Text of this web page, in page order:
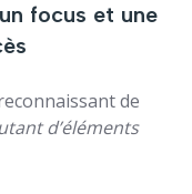
focus et une
de
d’éléments